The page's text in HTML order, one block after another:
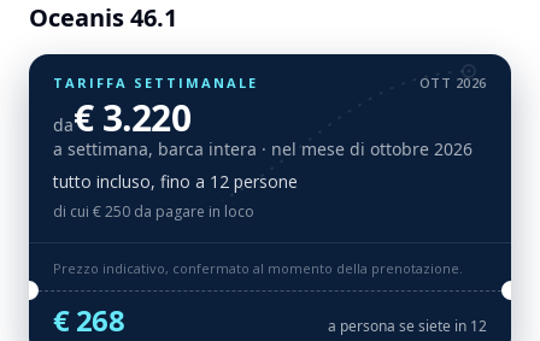
Oceanis 46.1
TARIFFA SETTIMANALE OTT 2026
da€ 3.220
a settimana, barca intera · nel mese di ottobre 2026
tutto incluso, fino a 12 persone
di cui € 250 da pagare in loco
Prezzo indicativo, confermato al momento della prenotazione.
€ 268 a persona se siete in 12